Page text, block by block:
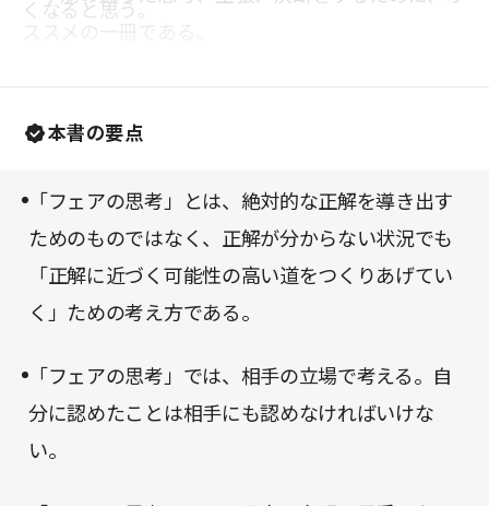
くなると思う。
本書の要点
「フェアの思考」とは、絶対的な正解を導き出す
ためのものではなく、正解が分からない状況でも
「正解に近づく可能性の高い道をつくりあげてい
く」ための考え方である。
「フェアの思考」では、相手の立場で考える。自
分に認めたことは相手にも認めなければいけな
い。